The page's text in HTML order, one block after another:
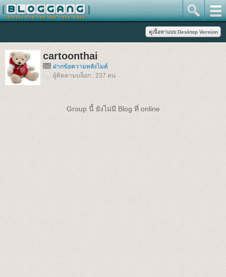
cartoonthai
ฝากข้อความหลังไมค์
ผู้ติดตามบล็อก : 237 คน
Group นี้ ยังไม่มี Blog ที่ online